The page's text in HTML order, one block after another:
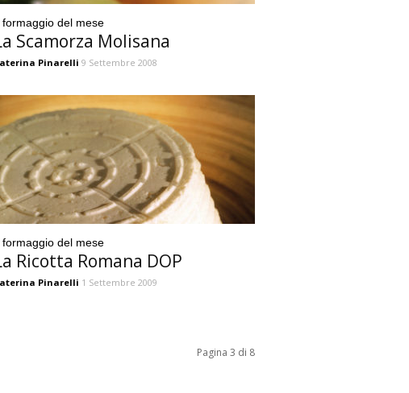
formaggio del mese
Scamorza Molisana
Pinarelli 9 Settembre 2008
formaggio del mese
Ricotta Romana DOP
Pinarelli 1 Settembre 2009
Pagina 3 di 8